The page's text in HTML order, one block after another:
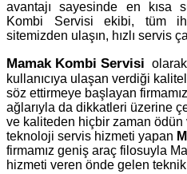
avantajı sayesinde en kısa
Kombi Servisi ekibi, tüm
sitemizden ulaşın, hızlı servis
MamakKombi Servisi
kullanıcıya ulaşan verdiği
söz ettirmeye başlayan
ağlarıyla da dikkatleri üzerine
ve kaliteden hiçbir zaman
teknoloji servis hizmeti yapan
firmamız geniş araç filosuyla
hizmeti veren önde gelen